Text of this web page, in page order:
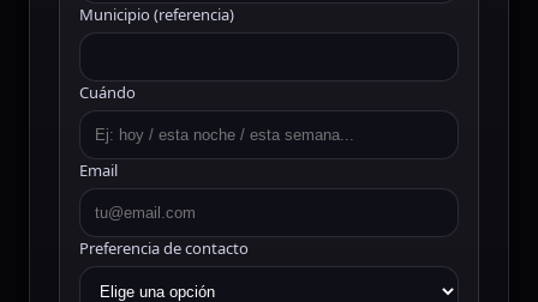
Municipio (referencia)
Cuándo
Email
Preferencia de contacto